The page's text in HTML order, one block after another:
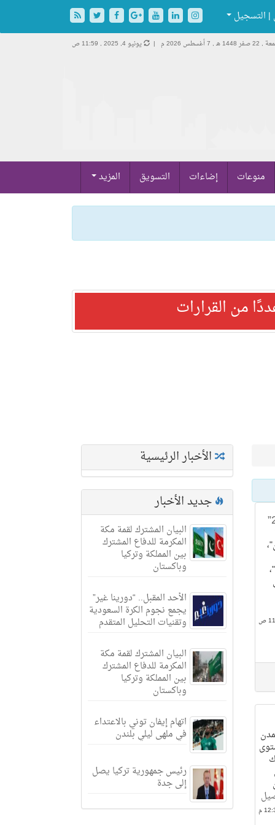
| التسجيل
1448 هـ , 7 أغسطس 2026 م | يونيو 4, 2025 , 11:59 ص
منوعات إضاءات التسويق المزيد
من القرارات
الأخبار الرئيسية
جديد الأخبار
البيان المشترك لقمة مكة
المكرمة للدفاع المشترك
بين المملكة وتركيا
وباكستان
الأحد المقبل.. “دورينا غير”
يجمع نجوم الكرة السعودية
وتقنيات التحليل المتقدم
البيان المشترك لقمة مكة
المكرمة للدفاع المشترك
بين المملكة وتركيا
وباكستان
اتهام إيفان توني بالاعتداء
في ملهى ليلي بلندن
رئيس جمهورية تركيا يصل
إلى جدة